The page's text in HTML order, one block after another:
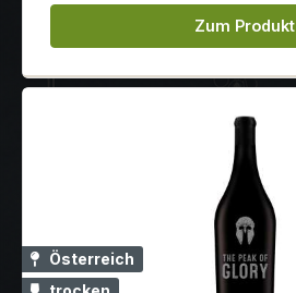
Zum Produkt
Österreich